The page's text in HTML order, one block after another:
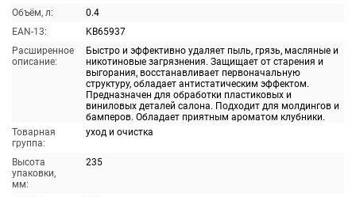
Объём, л:
0.4
EAN-13:
KB65937
Расширенное
описание:
Быстро и эффективно удаляет пыль, грязь, масляные и
никотиновые загрязнения. Защищает от старения и
выгорания, восстанавливает первоначальную
структуру, обладает антистатическим эффектом.
Предназначен для обработки пластиковых и
виниловых деталей салона. Подходит для молдингов и
бамперов. Обладает приятным ароматом клубники.
Товарная
группа:
уход и очистка
Высота
упаковки,
мм:
235